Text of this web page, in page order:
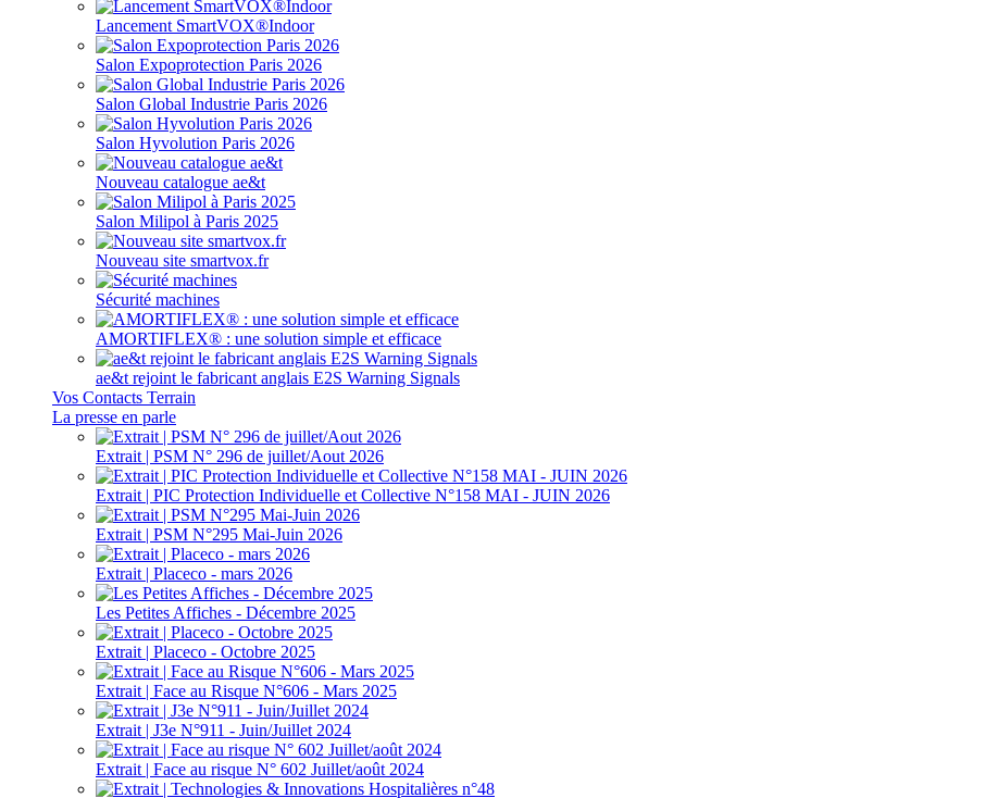
Lancement SmartVOX®Indoor
Salon Expoprotection Paris 2026
Salon Global Industrie Paris 2026
Salon Hyvolution Paris 2026
Nouveau catalogue ae&t
Salon Milipol à Paris 2025
Nouveau site smartvox.fr
Sécurité machines
AMORTIFLEX® : une solution simple et efficace
ae&t rejoint le fabricant anglais E2S Warning Signals
Vos Contacts Terrain
La presse en parle
Extrait | PSM N° 296 de juillet/Aout 2026
Extrait | PIC Protection Individuelle et Collective N°158 MAI - JUIN 2026
Extrait | PSM N°295 Mai-Juin 2026
Extrait | Placeco - mars 2026
Les Petites Affiches - Décembre 2025
Extrait | Placeco - Octobre 2025
Extrait | Face au Risque N°606 - Mars 2025
Extrait | J3e N°911 - Juin/Juillet 2024
Extrait | Face au risque N° 602 Juillet/août 2024